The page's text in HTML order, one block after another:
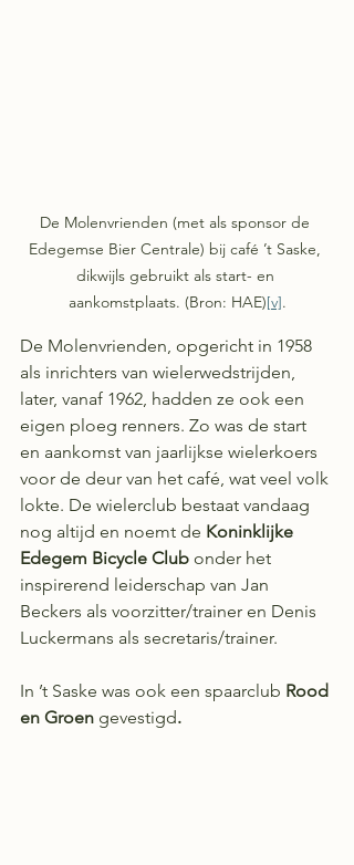
De Molenvrienden (met als sponsor de
Edegemse Bier Centrale) bij café ’t Saske,
dikwijls gebruikt als start- en
aankomstplaats. (Bron: HAE)[v].
De Molenvrienden, opgericht in 1958
als inrichters van wielerwedstrijden,
later, vanaf 1962, hadden ze ook een
eigen ploeg renners. Zo was de start
en aankomst van jaarlijkse wielerkoers
voor de deur van het café, wat veel volk
lokte. De wielerclub bestaat vandaag
nog altijd en noemt de Koninklijke
Edegem Bicycle Club onder het
inspirerend leiderschap van Jan
Beckers als voorzitter/trainer en Denis
Luckermans als secretaris/trainer.
In ’t Saske was ook een spaarclub Rood
en Groen gevestigd.